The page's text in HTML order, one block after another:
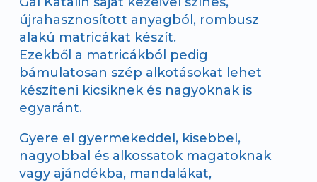
újrahasznosított anyagból, rombusz
alakú matricákat készít.
Ezekből a matricákból pedig
bámulatosan szép alkotásokat lehet
készíteni kicsiknek és nagyoknak is
egyaránt.
Gyere el gyermekeddel, kisebbel,
nagyobbal és alkossatok magatoknak
vagy ajándékba, mandalákat,